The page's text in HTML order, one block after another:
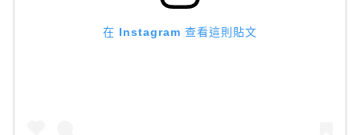
在 Instagram 查看這則貼文